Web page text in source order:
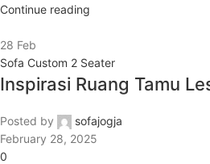
Continue reading
28 Feb
Sofa Custom 2 Seater
Inspirasi Ruang Tamu
Posted by
sofajogja
February 28, 2025
0